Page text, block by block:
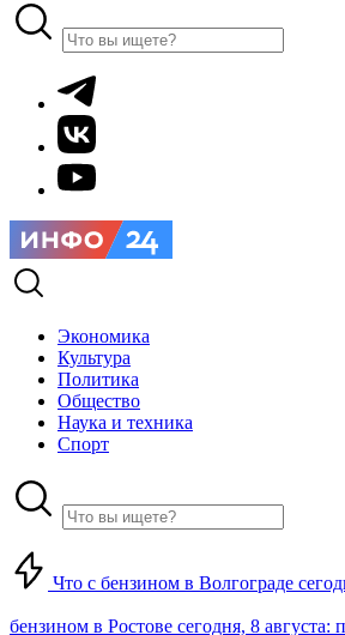
Экономика
Культура
Политика
Общество
Наука и техника
Спорт
Что с бензином в Волгограде
бензином в Ростове сегодня, 8